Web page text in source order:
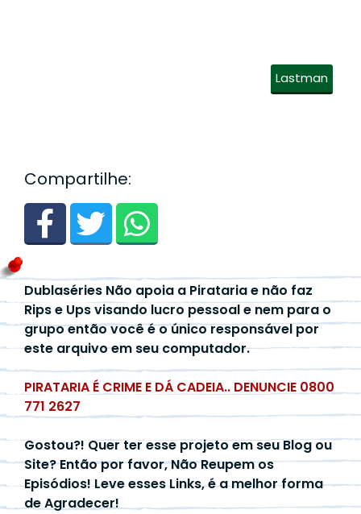
Lastman
Compartilhe:
Dublaséries Não apoia a Pirataria e não faz
Rips e Ups visando lucro pessoal e nem para o
grupo então você é o único responsável por
este arquivo em seu computador.
PIRATARIA É CRIME E DÁ CADEIA.. DENUNCIE 0800
771 2627
Gostou?! Quer ter esse projeto em seu Blog ou
Site? Então por favor, Não Reupem os
Episódios! Leve esses Links, é a melhor forma
de Agradecer!